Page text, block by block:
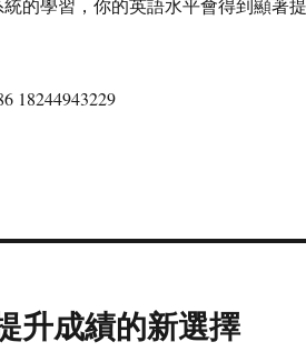
的學習，你的英語水平會得到顯著
18244943229
升成績的新選擇